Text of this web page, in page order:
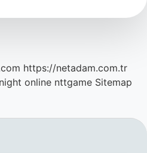
https://netadam.com.tr
online nttgame Sitemap